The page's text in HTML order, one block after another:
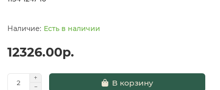
Есть в наличии
12326.00р.
В корзину